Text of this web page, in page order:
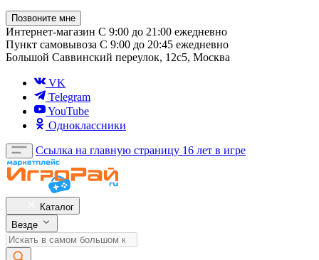
Позвоните мне
Интернет-магазин С 9:00 до 21:00 ежедневно
Пункт самовывоза С 9:00 до 20:45 ежедневно
Большой Саввинский переулок, 12с5, Москва
VK
Telegram
YouTube
Одноклассники
Ссылка на главную страницу 16 лет в игре
Каталог
Везде